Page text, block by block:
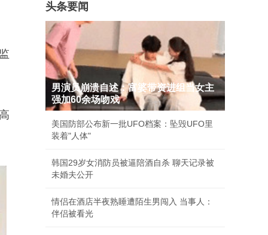
头条要闻
男演员崩溃自述：富婆带资进组当女主
强加60余场吻戏
美国防部公布新一批UFO档案：坠毁UFO里
装着"人体"
韩国29岁女消防员被逼陪酒自杀 聊天记录被
未婚夫公开
情侣在酒店半夜熟睡遭陌生男闯入 当事人：
伴侣被看光